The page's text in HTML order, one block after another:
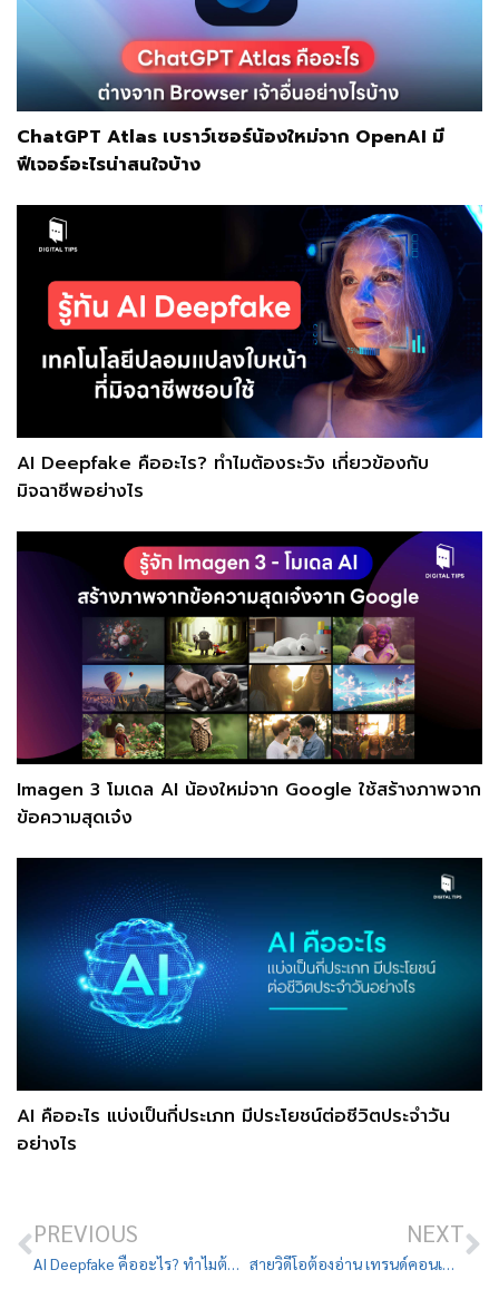
ChatGPT Atlas เบราว์เซอร์น้องใหม่จาก OpenAI มี
ฟีเจอร์อะไรน่าสนใจบ้าง
AI Deepfake คืออะไร? ทำไมต้องระวัง เกี่ยวข้องกับ
มิจฉาชีพอย่างไร
Imagen 3 โมเดล AI น้องใหม่จาก Google ใช้สร้างภาพจาก
ข้อความสุดเจ๋ง
AI คืออะไร แบ่งเป็นกี่ประเภท มีประโยชน์ต่อชีวิตประจำวัน
อย่างไร
PREVIOUS
AI Deepfake คืออะไร? ทำไมต้องระวัง เกี่ยวข้องกับมิจฉาชีพอย่างไร
NEXT
สายวิดีโอต้องอ่าน เทรนด์คอนเทนต์วิดีโอ 2024 มัดรวม 3 แพลตฟอร์ม